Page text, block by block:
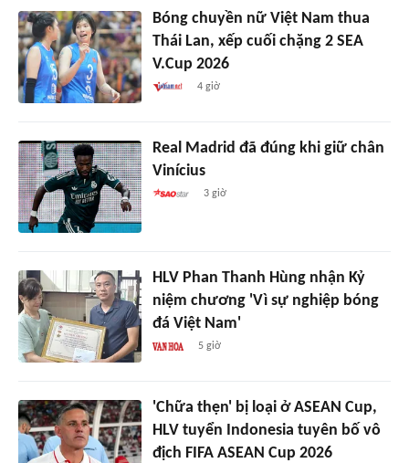
Bóng chuyền nữ Việt Nam thua
Thái Lan, xếp cuối chặng 2 SEA
V.Cup 2026
4 giờ
Real Madrid đã đúng khi giữ chân
Vinícius
3 giờ
HLV Phan Thanh Hùng nhận Kỷ
niệm chương 'Vì sự nghiệp bóng
đá Việt Nam'
5 giờ
'Chữa thẹn' bị loại ở ASEAN Cup,
HLV tuyển Indonesia tuyên bố vô
địch FIFA ASEAN Cup 2026